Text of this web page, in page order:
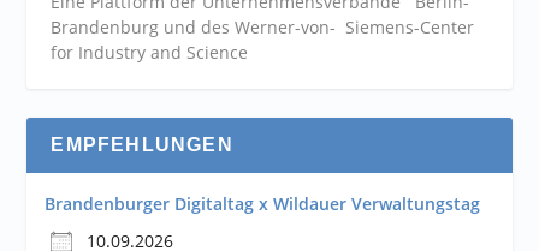
Brandenburg und des Werner-von- Siemens-Center
for Industry and Science
EMPFEHLUNGEN
Brandenburger Digitaltag x Wildauer Verwaltungstag
10.09.2026